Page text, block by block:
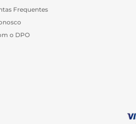
Frequentes
o DPO